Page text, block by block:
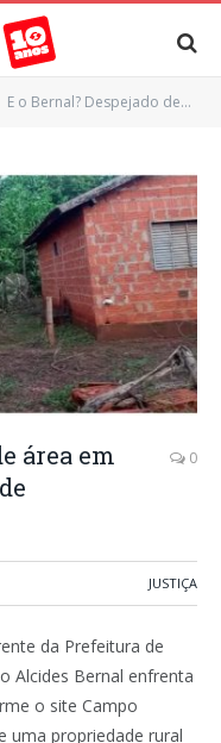
E o Bernal? Despejado de área em Sidrolândia por dívida de arrendamento
área em
0
JUSTIÇA
da Prefeitura de
Alcides Bernal enfrenta
o site Campo
uma propriedade rural